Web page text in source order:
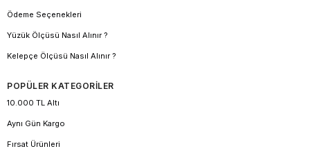
Ödeme Seçenekleri
Yüzük Ölçüsü Nasıl Alınır ?
Kelepçe Ölçüsü Nasıl Alınır ?
POPÜLER KATEGORİLER
10.000 TL Altı
Aynı Gün Kargo
Fırsat Ürünleri